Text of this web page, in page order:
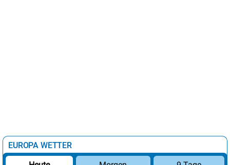
EUROPA WETTER